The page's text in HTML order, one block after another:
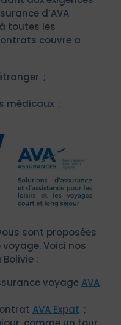
d’AVA
toutes les
couvre a
;
médicaux ;
sont proposées
Voici nos
:
voyage AVA
AVA Expat ;